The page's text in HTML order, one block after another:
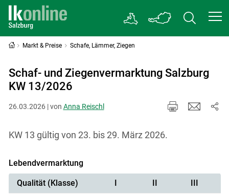
Markt & Preise Schafe, Lämmer, Ziegen
Schaf- und Ziegenvermarktung Salzburg
KW 13/2026
26.03.2026 | von Anna Reischl
KW 13 gültig von 23. bis 29. März 2026.
Lebendvermarktung
Qualität (Klasse) I II
III